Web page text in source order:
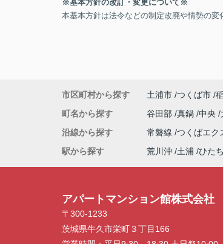
※基本方針の改訂・変更について※
本基本方針は法令などの制定改廃や情勢の変
市区町村から探す 土浦市 つくば市
町名から探す
谷田部 真鍋 中央
沿線から探す
常磐線 つくばエク
駅から探す
荒川沖 土浦 ひた
アパートマンション館株式会
〒300-1233
茨城県牛久市栄町３丁目166